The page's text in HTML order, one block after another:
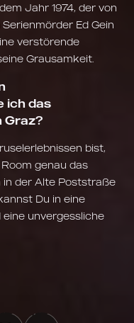
Jahr 1974, der von
Ed Gein
verstörende
Grausamkeit.
ich das
Graz?
bist,
genau das
in der Alte Poststraße
Du in eine
unvergessliche